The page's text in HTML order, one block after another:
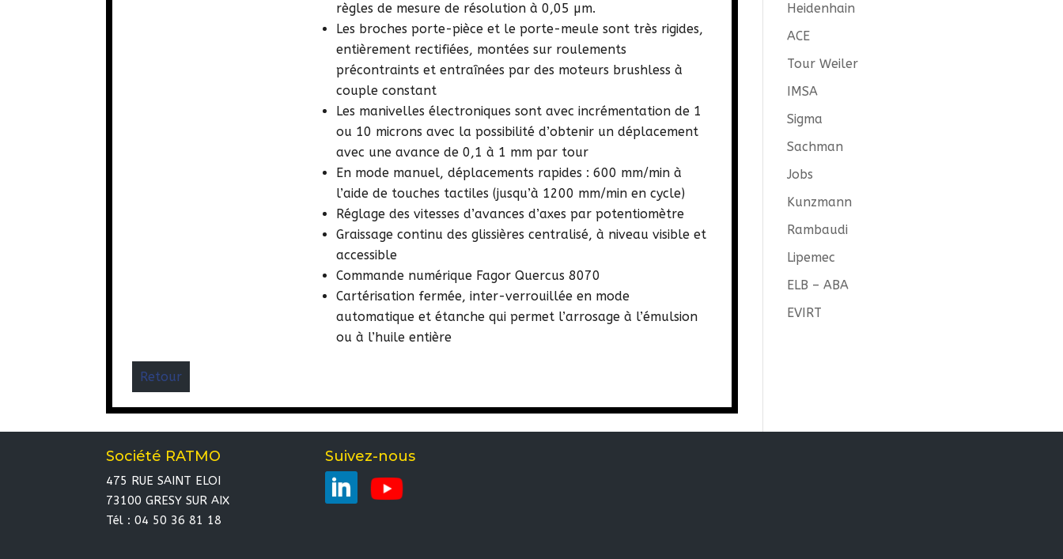
règles de mesure de résolution à 0,05 µm.
Les broches porte-pièce et le porte-meule sont très rigides,
entièrement rectifiées, montées sur roulements
précontraints et entraînées par des moteurs brushless à
couple constant
Les manivelles électroniques sont avec incrémentation de 1
ou 10 microns avec la possibilité d’obtenir un déplacement
avec une avance de 0,1 à 1 mm par tour
En mode manuel, déplacements rapides : 600 mm/min à
l’aide de touches tactiles (jusqu’à 1200 mm/min en cycle)
Réglage des vitesses d’avances d’axes par potentiomètre
Graissage continu des glissières centralisé, à niveau visible et
accessible
Commande numérique Fagor Quercus 8070
Cartérisation fermée, inter-verrouillée en mode
automatique et étanche qui permet l’arrosage à l’émulsion
ou à l’huile entière
Retour
Heidenhain
ACE
Tour Weiler
IMSA
Sigma
Sachman
Jobs
Kunzmann
Rambaudi
Lipemec
ELB – ABA
EVIRT
Société RATMO
475 RUE SAINT ELOI
73100 GRESY SUR AIX
Tél : 04 50 36 81 18
Suivez-nous